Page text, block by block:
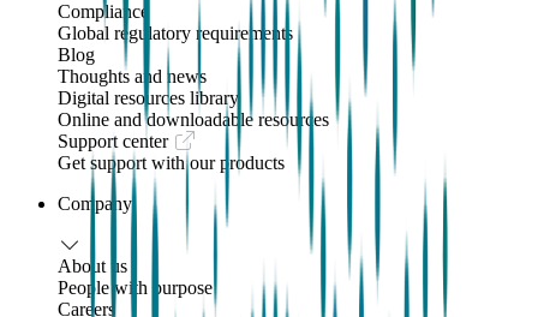
Compliance
Global regulatory requirements
Blog
Thoughts and news
Digital resources library
Online and downloadable resources
Support center
Get support with our products
Company
About us
People with purpose
Careers